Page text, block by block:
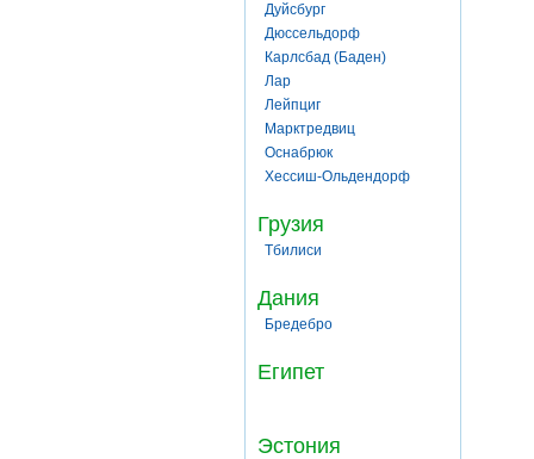
Дуйсбург
Дюссельдорф
Карлсбад (Баден)
Лар
Лейпциг
Марктредвиц
Оснабрюк
Хессиш-Ольдендорф
Грузия
Тбилиси
Дания
Бредебро
Египет
Эстония